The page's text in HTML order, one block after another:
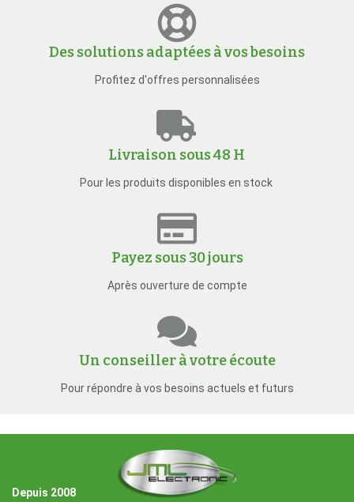
Des solutions adaptées à vos besoins
Profitez d'offres personnalisées
Livraison sous 48 H
Pour les produits disponibles en stock
Payez sous 30 jours
Après ouverture de compte
Un conseiller à votre écoute
Pour répondre à vos besoins actuels et futurs
Depuis 2008